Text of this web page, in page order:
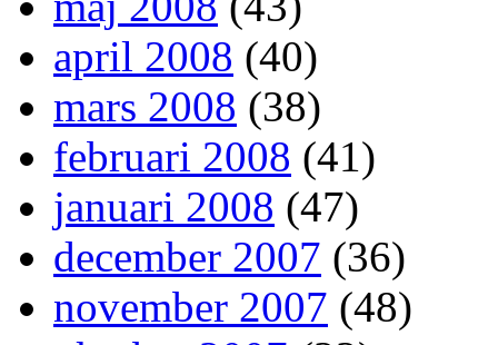
april 2008 (40)
mars 2008 (38)
februari 2008 (41)
januari 2008 (47)
december 2007 (36)
november 2007 (48)